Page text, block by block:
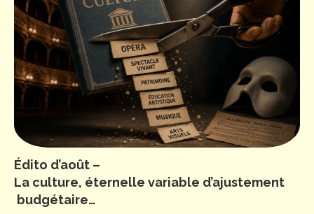
Édito d’août –
La culture, éternelle variable d’ajustement
budgétaire…